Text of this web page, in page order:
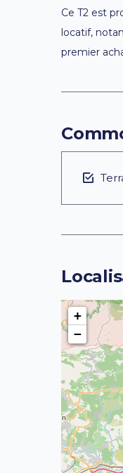
Ce T2 est
locatif,
premier
+
−